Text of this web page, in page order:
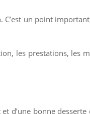
un point
les prestations, les
d’une bonne